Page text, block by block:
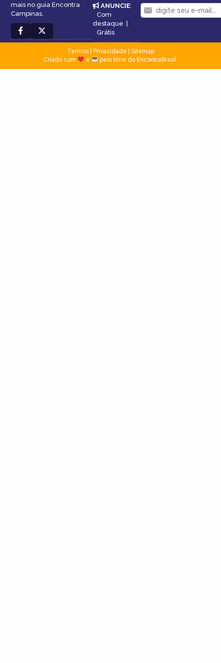
mais no guia Encontra
Campinas.
ANUNCIE:
Com
destaque |
Grátis
Termos| Privacidade
Sitemap
Criado com
e pelo time do EncontraBrasil